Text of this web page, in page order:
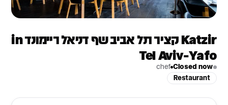
Katzir קציר תל אביב שף דניאל ריימונד in
Tel Aviv-Yafo
Closed now
chef
Restaurant